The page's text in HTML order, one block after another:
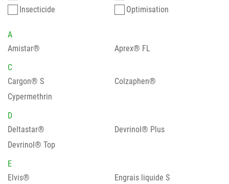
Insecticide
Optimisation
A
Amistar®
Aprex® FL
C
Cargon® S
Colzaphen®
Cypermethrin
D
Deltastar®
Devrinol® Plus
Devrinol® Top
E
Elvis®
Engrais liquide S